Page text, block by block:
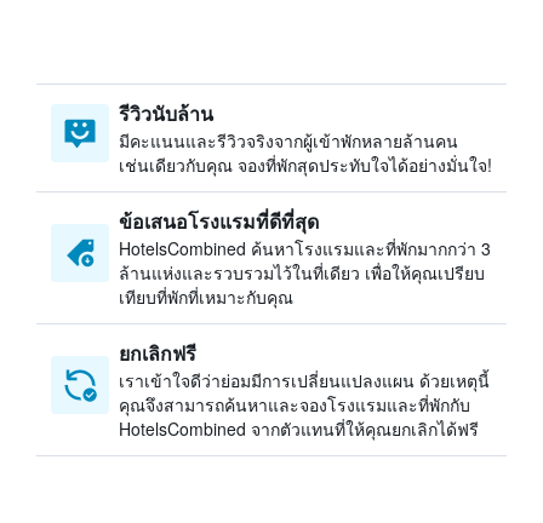
รีวิวนับล้าน
มีคะแนนและรีวิวจริงจากผู้เข้าพักหลายล้านคน
เช่นเดียวกับคุณ จองที่พักสุดประทับใจได้อย่างมั่นใจ!
ข้อเสนอโรงแรมที่ดีที่สุด
HotelsCombined ค้นหาโรงแรมและที่พักมากกว่า 3
ล้านแห่งและรวบรวมไว้ในที่เดียว เพื่อให้คุณเปรียบ
เทียบที่พักที่เหมาะกับคุณ
ยกเลิกฟรี
เราเข้าใจดีว่าย่อมมีการเปลี่ยนแปลงแผน ด้วยเหตุนี้
คุณจึงสามารถค้นหาและจองโรงแรมและที่พักกับ
HotelsCombined จากตัวแทนที่ให้คุณยกเลิกได้ฟรี